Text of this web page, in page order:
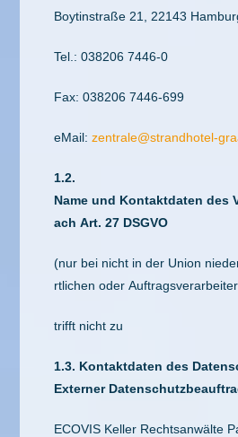
Boytinstraße 21, 22143
Tel.: 038206 7446-0
Fax: 038206 7446-699
eMail:zentrale@strandhotel-
1.2.
Name und Kontaktdaten des
ach Art. 27 DSGVO
(nur bei nicht in der Union
rtlichen oder
trifft nicht zu
1.3. Kontaktdaten des
Externer
ECOVIS Keller Rechtsanwälte